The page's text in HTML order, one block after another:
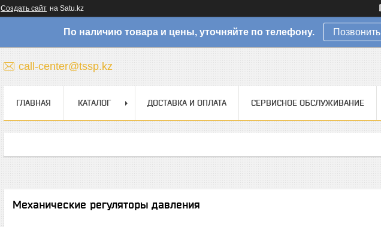
Создать сайт на Satu.kz
По наличию товара и цены, уточняйте по телефону. Позвонить
call-center@tssp.kz
ГЛАВНАЯ КАТАЛОГ ДОСТАВКА И ОПЛАТА СЕРВИСНОЕ ОБСЛУЖИВАНИЕ
Механические регуляторы давления